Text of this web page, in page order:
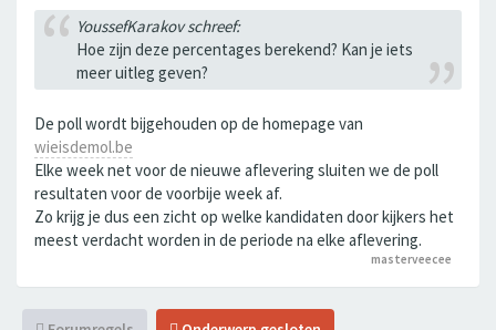
YoussefKarakov schreef:
Hoe zijn deze percentages berekend? Kan je iets
meer uitleg geven?
De poll wordt bijgehouden op de homepage van
wieisdemol.be
Elke week net voor de nieuwe aflevering sluiten we de poll
resultaten voor de voorbije week af.
Zo krijg je dus een zicht op welke kandidaten door kijkers het
meest verdacht worden in de periode na elke aflevering.
masterveecee